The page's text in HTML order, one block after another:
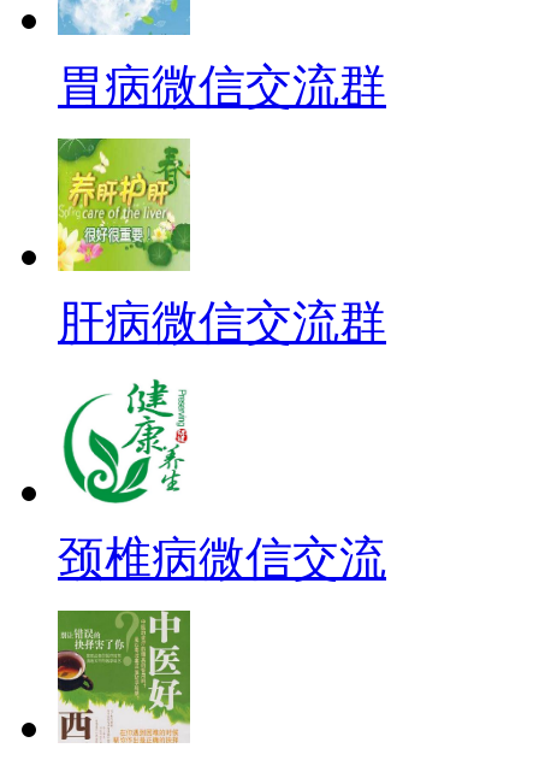
胃病微信交流群
肝病微信交流群
颈椎病微信交流